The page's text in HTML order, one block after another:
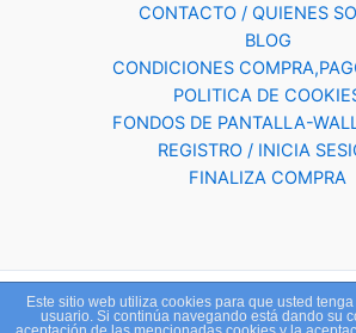
CONTACTO / QUIENES
BLOG
CONDICIONES
POLITICA DE
FONDOS DE PANTALLA-
REGISTRO / INICIA
FINALIZA COMPRA
Copyright © 2026 ESPORTSVIAN.COM |
Este sitio web utiliza cookies para que usted
usuario. Si continúa navegando está dando su